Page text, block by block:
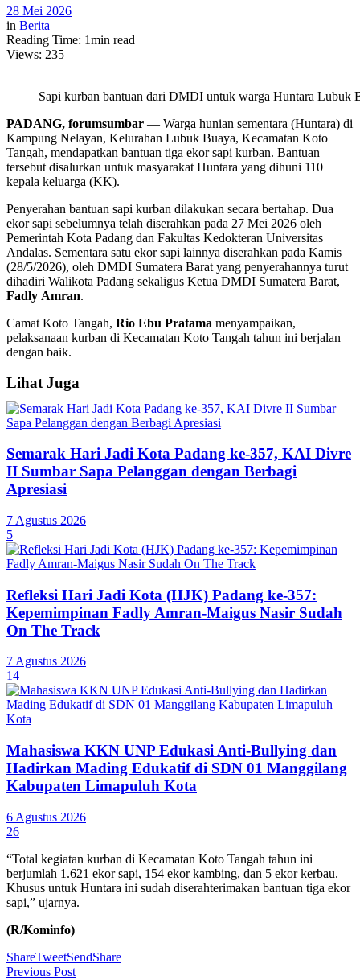
28 Mei 2026
in Berita
Reading Time: 1min read
Views: 235
Sapi kurban bantuan dari DMDI untuk warga Huntara Lubuk
PADANG, forumsumbar — Warga hunian sementara (Huntara) di
Kampung Nelayan, Kelurahan Lubuk Buaya, Kecamatan Koto
Tangah, mendapatkan bantuan tiga ekor sapi kurban. Bantuan
tersebut disalurkan untuk masyarakat Huntara yang dihuni 110
kepala keluarga (KK).
Penyerahan bantuan sapi kurban dilakukan secara bertahap. Dua
ekor sapi sebelumnya telah diserahkan pada 27 Mei 2026 oleh
Pemerintah Kota Padang dan Fakultas Kedokteran Universitas
Andalas. Sementara satu ekor sapi lainnya diserahkan pada Kamis
(28/5/2026), oleh DMDI Sumatera Barat yang penyerahannya turut
dihadiri Walikota Padang sekaligus Ketua DMDI Sumatera Barat,
Fadly Amran.
Camat Koto Tangah, Rio Ebu Pratama menyampaikan,
pelaksanaan kurban di Kecamatan Koto Tangah tahun ini berjalan
dengan baik.
Lihat Juga
Semarak Hari Jadi Kota Padang ke-357, KAI Divre
II Sumbar Sapa Pelanggan dengan Berbagi
Apresiasi
7 Agustus 2026
5
Refleksi Hari Jadi Kota (HJK) Padang ke-357:
Kepemimpinan Fadly Amran-Maigus Nasir Sudah
On The Track
7 Agustus 2026
14
Mahasiswa KKN UNP Edukasi Anti-Bullying dan
Hadirkan Mading Edukatif di SDN 01 Manggilang
Kabupaten Limapuluh Kota
6 Agustus 2026
26
“Total kegiatan kurban di Kecamatan Koto Tangah tahun ini
berjumlah 1.621 ekor sapi, 154 ekor kambing, dan 5 ekor kerbau.
Khusus untuk Huntara ini sudah diserahterimakan bantuan tiga ekor
sapi,” ujarnya.
(R/Kominfo)
ShareTweetSendShare
Previous Post